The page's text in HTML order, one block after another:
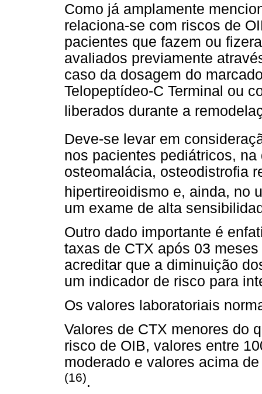
Como já amplamente
relaciona-se com riscos de
pacientes que fazem ou
avaliados previamente
caso da dosagem do
Telopeptídeo-C Terminal ou
liberados durante a
Deve-se levar em
nos pacientes pediátricos,
osteomalácia, osteodistrofia
hipertireoidismo e, ainda, no
um exame de alta
Outro dado importante é
taxas de CTX após 03
acreditar que a diminuição
um indicador de risco para
Os valores laboratoriais
Valores de CTX menores do
risco de OIB, valores entre
moderado e valores acima
(16).